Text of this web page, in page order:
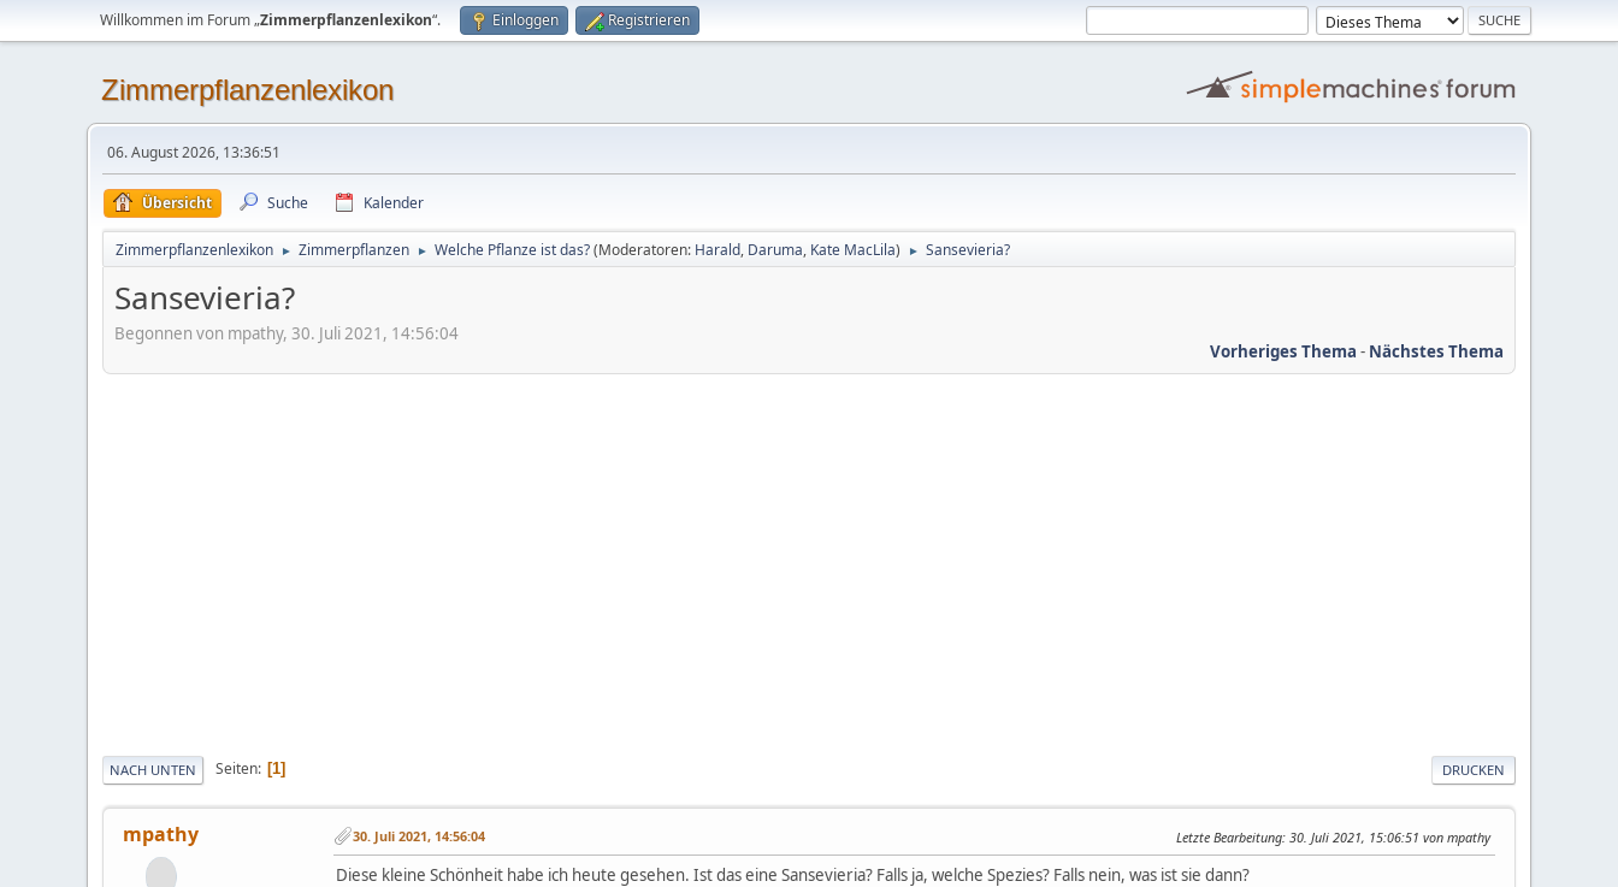
Willkommen im Forum „Zimmerpflanzenlexikon“. Einloggen Registrieren
Zimmerpflanzenlexikon
06. August 2026, 13:36:51
Übersicht Suche Kalender
Zimmerpflanzenlexikon ► Zimmerpflanzen ► Welche Pflanze ist das?(Moderatoren: Harald, Daruma, Kate MacLila) ► Sansevieria?
Sansevieria?
Begonnen von mpathy, 30. Juli 2021, 14:56:04
Vorheriges Thema - Nächstes Thema
DRUCKEN
NACH UNTEN Seiten 1
mpathy 30. Juli 2021, 14:56:04 Letzte Bearbeitung: 30. Juli 2021, 15:06:51 von mpathy
Diese kleine Schönheit habe ich heute gesehen. Ist das eine Sansevieria? Falls ja, welche Spezies? Falls nein, was ist sie dann?